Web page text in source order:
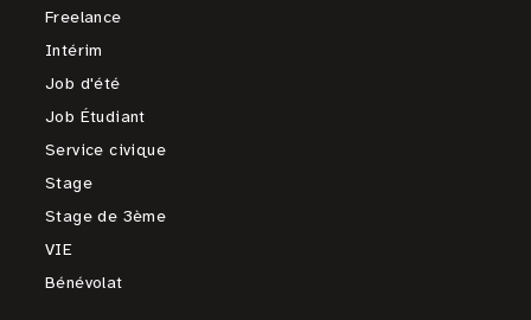
Freelance
Intérim
Job d'été
Job Étudiant
Service civique
Stage
Stage de 3ème
VIE
Bénévolat